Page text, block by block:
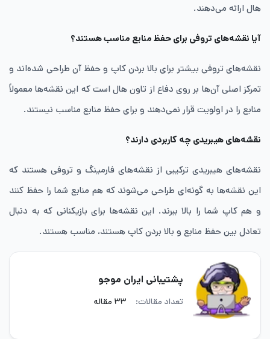
هال ارائه می‌دهند.
آیا نقشه‌های تروفی برای حفظ منابع مناسب هستند؟
نقشه‌های تروفی بیشتر برای بالا بردن کاپ و حفظ آن طراحی شده‌اند و
تمرکز اصلی آن‌ها بر روی دفاع از تاون هال است که این نقشه‌ها معمولاً
منابع را در اولویت قرار نمی‌دهند و برای حفظ منابع مناسب نیستند.
نقشه‌های هیبریدی چه کاربردی دارند؟
نقشه‌های هیبریدی ترکیبی از نقشه‌های فارمینگ و تروفی هستند که
این نقشه‌ها به گونه‌ای طراحی می‌شوند که هم منابع شما را حفظ کنند
و هم کاپ شما را بالا ببرند. این نقشه‌ها برای بازیکنانی که به دنبال
تعادل بین حفظ منابع و بالا بردن کاپ هستند، مناسب هستند.
پشتیبانی ایران موجو
تعداد مقالات: ۳۳ مقاله